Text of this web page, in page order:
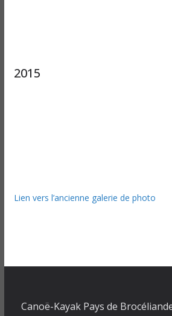
2015
Lien vers l’ancienne galerie de photo
Canoë-Kayak Pays de